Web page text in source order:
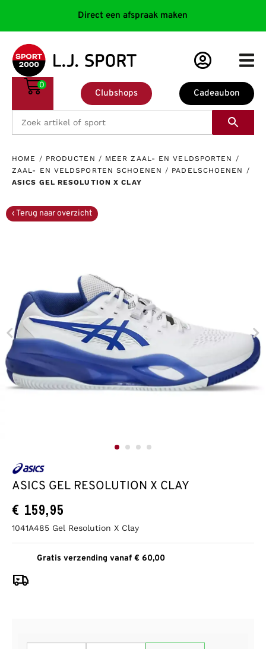
Direct een afspraak maken
Cadeaubon
Clubshops
0
HOME / PRODUCTEN / MEER ZAAL- EN VELDSPORTEN /
ZAAL- EN VELDSPORTEN SCHOENEN / PADELSCHOENEN /
ASICS GEL RESOLUTION X CLAY
ASICS GEL RESOLUTION X CLAY
€ 159,95
1041A485 Gel Resolution X Clay
Gratis verzending vanaf € 60,00